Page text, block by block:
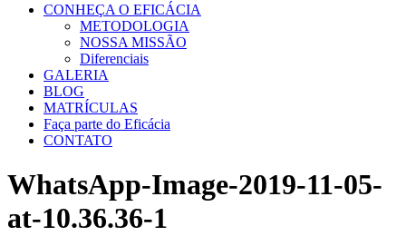
CONHEÇA O EFICÁCIA
METODOLOGIA
NOSSA MISSÃO
Diferenciais
GALERIA
BLOG
MATRÍCULAS
Faça parte do Eficácia
CONTATO
WhatsApp-Image-2019-11-05-
at-10.36.36-1